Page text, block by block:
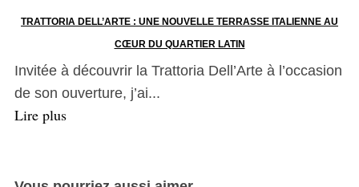
TRATTORIA DELL’ARTE : UNE NOUVELLE TERRASSE ITALIENNE AU
CŒUR DU QUARTIER LATIN
Invitée à découvrir la Trattoria Dell’Arte à l’occasion
de son ouverture, j’ai...
Lire plus